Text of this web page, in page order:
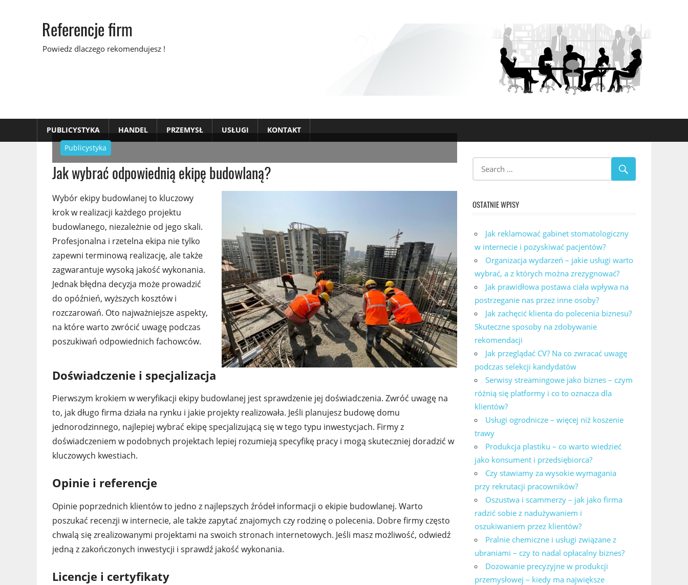
Referencje firm
Powiedz dlaczego rekomendujesz !
PUBLICYSTYKA HANDEL PRZEMYSŁ USŁUGI
KONTAKT
Publicystyka
Jak wybrać odpowiednią ekipę budowlaną?
Wybór ekipy budowlanej to kluczowy
krok w realizacji każdego projektu
budowlanego, niezależnie od jego skali.
Profesjonalna i rzetelna ekipa nie tylko
zapewni terminową realizację, ale także
zagwarantuje wysoką jakość wykonania.
Jednak błędna decyzja może prowadzić
do opóźnień, wyższych kosztów i
rozczarowań. Oto najważniejsze aspekty,
na które warto zwrócić uwagę podczas
poszukiwań odpowiednich fachowców.
Doświadczenie i specjalizacja
Pierwszym krokiem w weryfikacji ekipy budowlanej jest sprawdzenie jej doświadczenia. Zwróć uwagę na
to, jak długo firma działa na rynku i jakie projekty realizowała. Jeśli planujesz budowę domu
jednorodzinnego, najlepiej wybrać ekipę specjalizującą się w tego typu inwestycjach. Firmy z
doświadczeniem w podobnych projektach lepiej rozumieją specyfikę pracy i mogą skuteczniej doradzić w
kluczowych kwestiach.
Opinie i referencje
Opinie poprzednich klientów to jedno z najlepszych źródeł informacji o ekipie budowlanej. Warto
poszukać recenzji w internecie, ale także zapytać znajomych czy rodzinę o polecenia. Dobre firmy często
chwalą się zrealizowanymi projektami na swoich stronach internetowych. Jeśli masz możliwość, odwiedź
jedną z zakończonych inwestycji i sprawdź jakość wykonania.
Licencje i certyfikaty
OSTATNIE WPISY
Jak reklamować gabinet stomatologiczny
w internecie i pozyskiwać pacjentów?
Organizacja wydarzeń – jakie usługi warto
wybrać, a z których można zrezygnować?
Jak prawidłowa postawa ciała wpływa na
postrzeganie nas przez inne osoby?
Jak zachęcić klienta do polecenia biznesu?
Skuteczne sposoby na zdobywanie
rekomendacji
Jak przeglądać CV? Na co zwracać uwagę
podczas selekcji kandydatów
Serwisy streamingowe jako biznes – czym
różnią się platformy i co to oznacza dla
klientów?
Usługi ogrodnicze – więcej niż koszenie
trawy
Produkcja plastiku – co warto wiedzieć
jako konsument i przedsiębiorca?
Czy stawiamy za wysokie wymagania
przy rekrutacji pracowników?
Oszustwa i scammerzy – jak jako firma
radzić sobie z nadużywaniem i
oszukiwaniem przez klientów?
Pralnie chemiczne i usługi związane z
ubraniami – czy to nadal opłacalny biznes?
Dozowanie precyzyjne w produkcji
przemysłowej – kiedy ma największe